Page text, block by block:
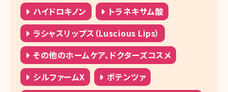
ハイドロキノン
トラネキサム酸
ラシャスリップス（Luscious Lips）
その他のホームケア、ドクターズコスメ
シルファームX
ポテンツァ